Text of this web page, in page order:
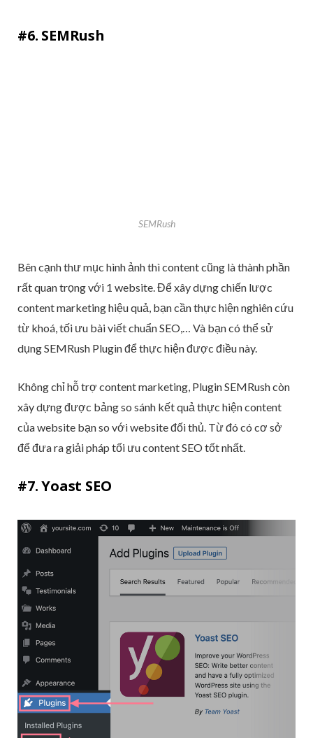
#6. SEMRush
SEMRush
Bên cạnh thư mục hình ảnh thì content cũng là thành phần
rất quan trọng với 1 website. Để xây dựng chiến lược
content marketing hiệu quả, bạn cần thực hiện nghiên cứu
từ khoá, tối ưu bài viết chuẩn SEO,… Và bạn có thể sử
dụng SEMRush Plugin để thực hiện được điều này.
Không chỉ hỗ trợ content marketing, Plugin SEMRush còn
xây dựng được bảng so sánh kết quả thực hiện content
của website bạn so với website đối thủ. Từ đó có cơ sở
để đưa ra giải pháp tối ưu content SEO tốt nhất.
#7. Yoast SEO